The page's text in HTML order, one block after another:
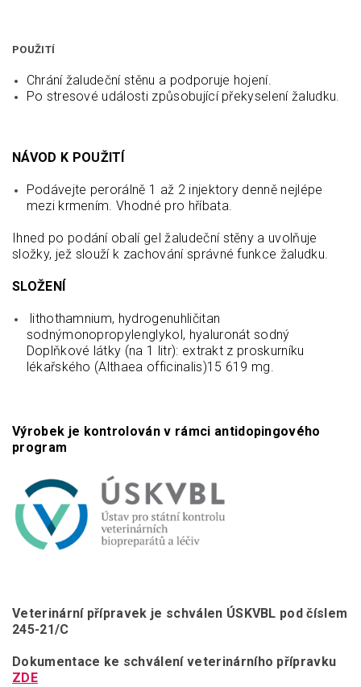
POUŽITÍ
Chrání žaludeční stěnu a podporuje hojení.
Po stresové události způsobující překyselení žaludku.
NÁVOD K POUŽITÍ
Podávejte perorálně 1 až 2 injektory denně nejlépe
mezi krmením. Vhodné pro hříbata.
Ihned po podání obalí gel žaludeční stěny a uvolňuje
složky, jež slouží k zachování správné funkce žaludku.
SLOŽENÍ
lithothamnium, hydrogenuhličitan
sodnýmonopropylenglykol, hyaluronát sodný
Doplňkové látky (na 1 litr): extrakt z proskurníku
lékařského (Althaea officinalis)15 619 mg.
Výrobek je kontrolován v rámci antidopingového
program
Veterinární přípravek je schválen ÚSKVBL pod číslem
245-21/C
Dokumentace ke schválení veterinárního přípravku
ZDE